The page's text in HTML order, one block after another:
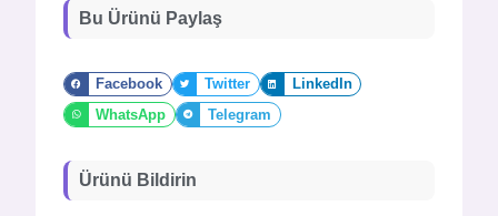
Bu Ürünü Paylaş
Facebook Twitter
LinkedIn
WhatsApp
Telegram
Ürünü Bildirin